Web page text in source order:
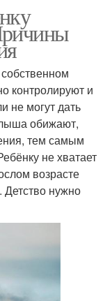
контролируют и
не могут дать
обижают,
тем самым
не хватает
возрасте
Детство нужно